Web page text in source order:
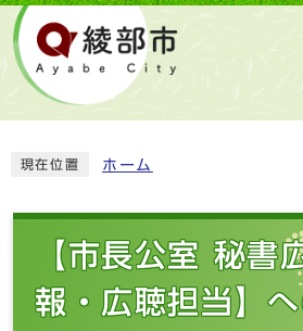
現在位置 ホーム
【市長公室 秘書
報・広聴担当】